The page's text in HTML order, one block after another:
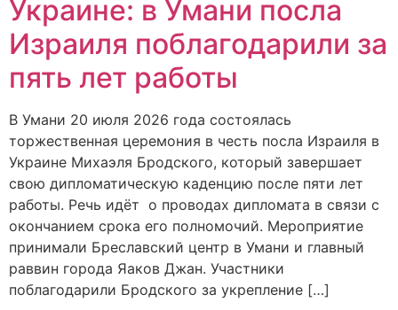
Украине: в Умани посла
Израиля поблагодарили за
пять лет работы
В Умани 20 июля 2026 года состоялась
торжественная церемония в честь посла Израиля в
Украине Михаэля Бродского, который завершает
свою дипломатическую каденцию после пяти лет
работы. Речь идёт о проводах дипломата в связи с
окончанием срока его полномочий. Мероприятие
принимали Бреславский центр в Умани и главный
раввин города Яаков Джан. Участники
поблагодарили Бродского за укрепление […]